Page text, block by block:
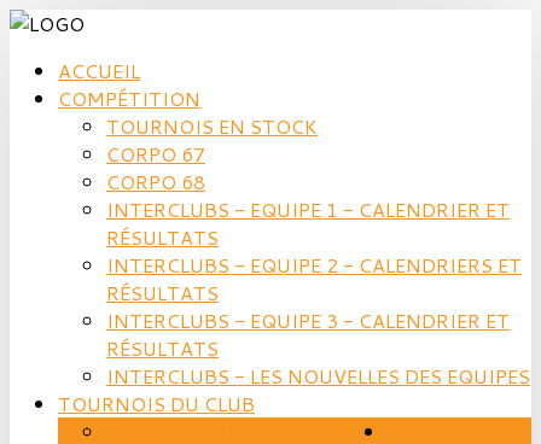
ACCUEIL
COMPÉTITION
TOURNOIS EN STOCK
CORPO 67
CORPO 68
INTERCLUBS - EQUIPE 1 - CALENDRIER ET
RÉSULTATS
INTERCLUBS - EQUIPE 2 - CALENDRIERS ET
RÉSULTATS
INTERCLUBS - EQUIPE 3 - CALENDRIER ET
RÉSULTATS
INTERCLUBS - LES NOUVELLES DES EQUIPES
TOURNOIS DU CLUB